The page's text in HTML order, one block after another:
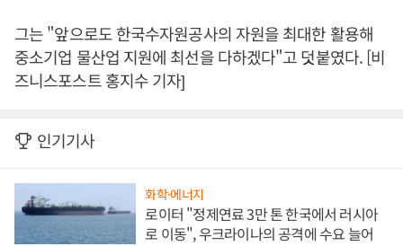
그는 "앞으로도 한국수자원공사의 자원을 최대한 활용해
중소기업 물산업 지원에 최선을 다하겠다"고 덧붙였다. [비
즈니스포스트 홍지수 기자]
인기기사
화학·에너지
로이터 "정제연료 3만 톤 한국에서 러시아
로 이동", 우크라이나의 공격에 수요 늘어